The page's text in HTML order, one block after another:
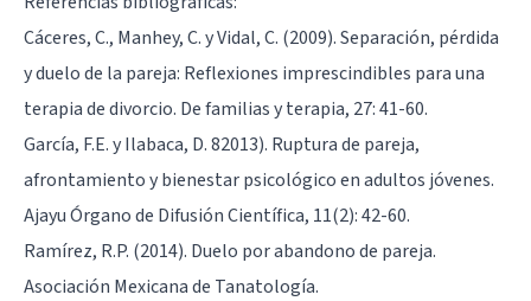
Cáceres, C., Manhey, C. y Vidal, C. (2009). Separación, pérdida
y duelo de la pareja: Reflexiones imprescindibles para una
terapia de divorcio. De familias y terapia, 27: 41-60.
García, F.E. y Ilabaca, D. 82013). Ruptura de pareja,
afrontamiento y bienestar psicológico en adultos jóvenes.
Ajayu Órgano de Difusión Científica, 11(2): 42-60.
Ramírez, R.P. (2014). Duelo por abandono de pareja.
Asociación Mexicana de Tanatología.